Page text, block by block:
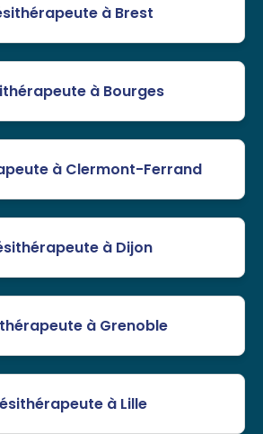
à Brest
à Bourges
à Clermont-Ferrand
à Dijon
à Grenoble
à Lille